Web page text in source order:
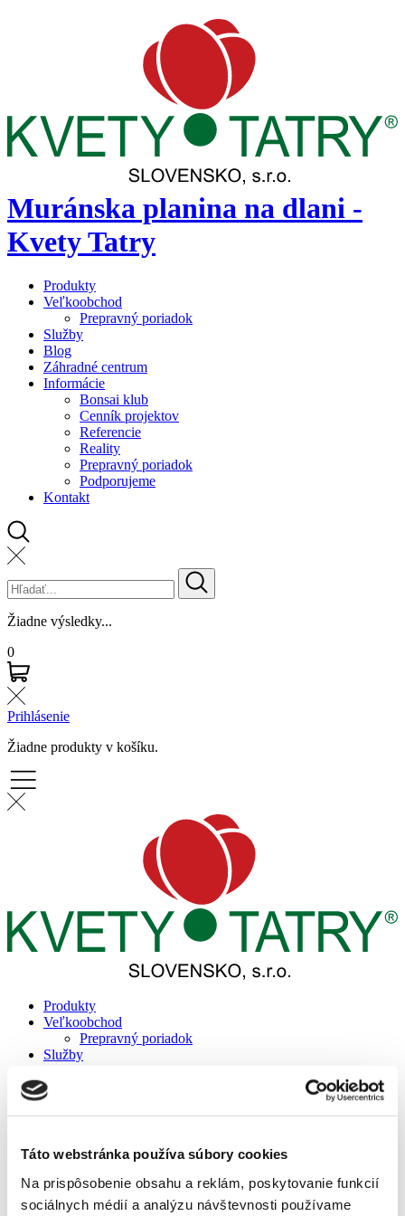
Táto webstránka používa súbory cookies
Na prispôsobenie obsahu a reklám, poskytovanie funkcií
sociálnych médií a analýzu návštevnosti používame
Muránska planina na dlani -
Kvety Tatry
Produkty
Veľkoobchod
Prepravný poriadok
Služby
Blog
Záhradné centrum
Informácie
Bonsai klub
Cenník projektov
Referencie
Reality
Prepravný poriadok
Podporujeme
Kontakt
Žiadne výsledky...
0
Prihlásenie
Žiadne produkty v košíku.
Produkty
Veľkoobchod
Prepravný poriadok
Služby
Záhradné centrum
Informácie
Bonsai klub
Referencie
Prepravný poriadok
Podporujeme